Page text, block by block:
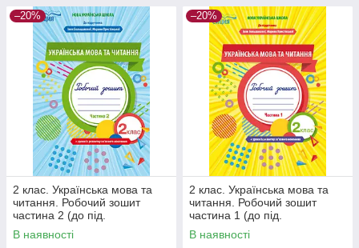
–20%
2 клас. Українська мова та
читання. Робочий зошит
частина 2 (до під.
Большакової) Трофимова
О.Г. Сиция
В наявності
–20%
2 клас. Українська мова та
читання. Робочий зошит
частина 1 (до під.
Большакової) Трофимова
О.Г. Сиция
В наявності